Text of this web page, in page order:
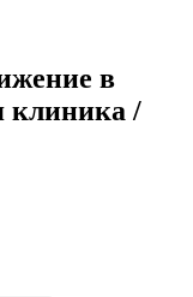
в
клиника /